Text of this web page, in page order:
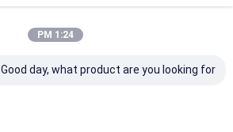
1:24 PM
Good day, what product are you looking for?